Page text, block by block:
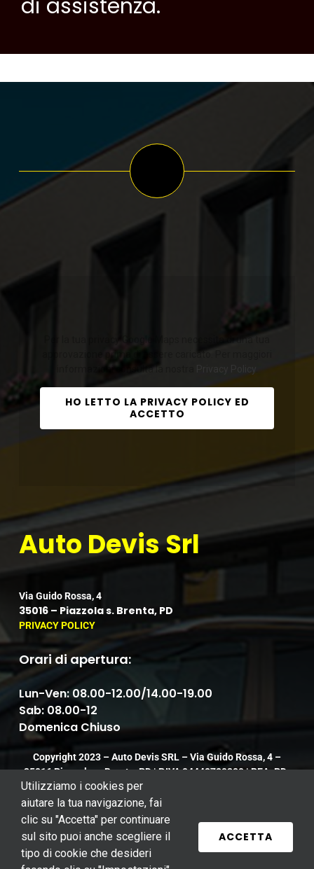
Per la tua privacy Google Maps necessita di una tua
approvazione prima di essere caricato. Per maggiori
informazioni consulta la nostra
Privacy Policy
HO LETTO LA PRIVACY POLICY ED
ACCETTO
Auto Devis Srl
35016 – Piazzola s. Brenta, PD
PRIVACY POLICY
Orari di apertura:
Lun-Ven: 08.00-12.00/14.00-19.00
Sab: 08.00-12
Domenica Chiuso
Copyright 2023 – Auto Devis SRL – Via Guido Rossa, 4 –
35016 Piazzola s. Brenta, PD | P.IVA 04448780280 | REA: PD-
390619
Utilizziamo i cookies per
aiutare la tua navigazione, fai
clic su "Accetta" per continuare
sul sito puoi anche scegliere il
tipo di cookie che desideri
ACCETTA